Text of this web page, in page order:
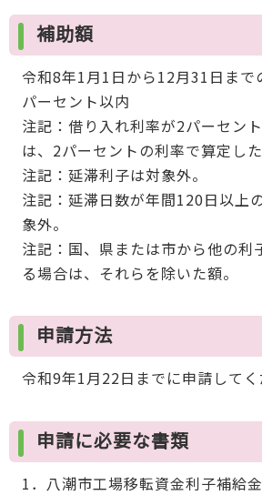
補助額
令和8年1月1日から12月31日まで
パーセント以内
注記：借り入れ利率が2パーセン
は、2パーセントの利率で算定した
注記：延滞利子は対象外。
注記：延滞日数が年間120日以上
象外。
注記：国、県または市から他の利
る場合は、それらを除いた額。
申請方法
令和9年1月22日までに申請してく
申請に必要な書類
1．八潮市工場移転資金利子補給